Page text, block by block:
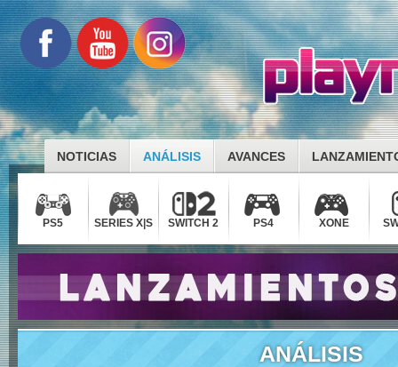
NOTICIAS ANÁLISIS AVANCES
PS5 SERIES X|S SWITCH 2 PS4 XONE
ANÁLISIS